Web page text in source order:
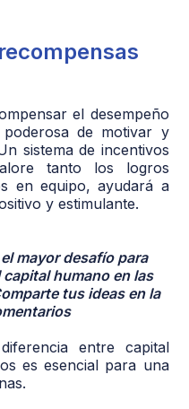
el desempeño
de motivar y
sistema de incentivos
tanto los logros
en equipo, ayudará a
y estimulante.
mayor desafío para
humano en las
tus ideas en la
entre capital
es esencial para una